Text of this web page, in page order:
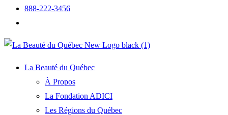
888-222-3456
La Beauté du Québec
À Propos
La Fondation ADICI
Les Régions du Québec